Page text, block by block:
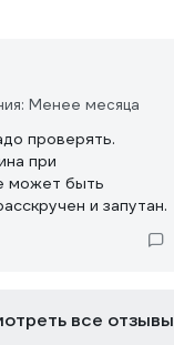
Менее месяца
проверять.
при
может быть
и запутан.
все отзывы